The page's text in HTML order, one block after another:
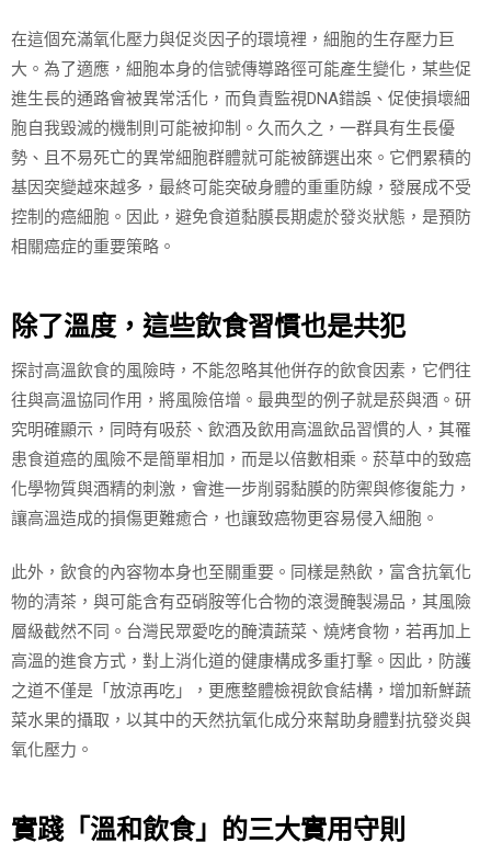
在這個充滿氧化壓力與促炎因子的環境裡，細胞的生存壓力巨
大。為了適應，細胞本身的信號傳導路徑可能產生變化，某些促
進生長的通路會被異常活化，而負責監視DNA錯誤、促使損壞細
胞自我毀滅的機制則可能被抑制。久而久之，一群具有生長優
勢、且不易死亡的異常細胞群體就可能被篩選出來。它們累積的
基因突變越來越多，最終可能突破身體的重重防線，發展成不受
控制的癌細胞。因此，避免食道黏膜長期處於發炎狀態，是預防
相關癌症的重要策略。
除了溫度，這些飲食習慣也是共犯
探討高溫飲食的風險時，不能忽略其他併存的飲食因素，它們往
往與高溫協同作用，將風險倍增。最典型的例子就是菸與酒。研
究明確顯示，同時有吸菸、飲酒及飲用高溫飲品習慣的人，其罹
患食道癌的風險不是簡單相加，而是以倍數相乘。菸草中的致癌
化學物質與酒精的刺激，會進一步削弱黏膜的防禦與修復能力，
讓高溫造成的損傷更難癒合，也讓致癌物更容易侵入細胞。
此外，飲食的內容物本身也至關重要。同樣是熱飲，富含抗氧化
物的清茶，與可能含有亞硝胺等化合物的滾燙醃製湯品，其風險
層級截然不同。台灣民眾愛吃的醃漬蔬菜、燒烤食物，若再加上
高溫的進食方式，對上消化道的健康構成多重打擊。因此，防護
之道不僅是「放涼再吃」，更應整體檢視飲食結構，增加新鮮蔬
菜水果的攝取，以其中的天然抗氧化成分來幫助身體對抗發炎與
氧化壓力。
實踐「溫和飲食」的三大實用守則